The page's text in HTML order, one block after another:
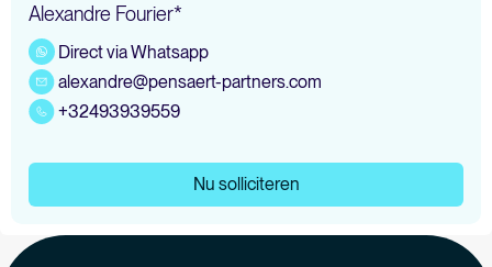
Alexandre Fourier*
Direct via Whatsapp
alexandre@pensaert-partners.com
+32493939559
Nu solliciteren